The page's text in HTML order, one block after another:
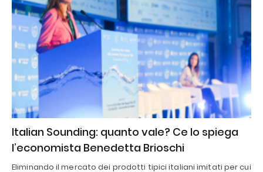
Italian Sounding: quanto vale? Ce lo spiega
l’economista Benedetta Brioschi
Eliminando il mercato dei prodotti tipici italiani imitati per cui